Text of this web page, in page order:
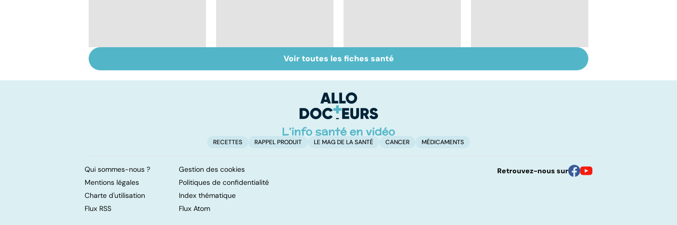
pulmonaire
Tout savoir sur les
infections
Inflammation des
amygdales : que faire
passage à l'acte
Voir toutes les fiches santé
RECETTES RAPPEL PRODUIT LE MAG DE LA SANTÉ CANCER MÉDICAMENTS
Qui sommes-nous ?
Gestion des cookies
Mentions légales
Politiques de confidentialité
Charte d'utilisation
Index thématique
Flux RSS
Flux Atom
Retrouvez-nous sur